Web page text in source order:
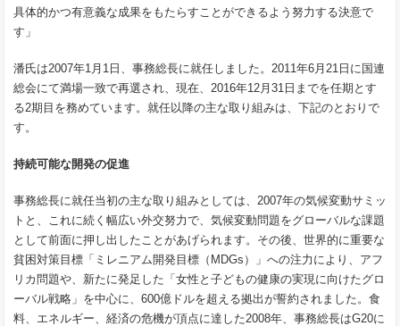
具体的かつ有意義な成果をもたらすことができるよう努力する決意で
す」
潘氏は2007年1月1日、事務総長に就任しました。2011年6月21日に国連
総会にて満場一致で再選され、現在、2016年12月31日までを任期とす
る2期目を務めています。就任以降の主な取り組みは、下記のとおりで
す。
持続可能な開発の促進
事務総長に就任当初の主な取り組みとしては、2007年の気候変動サミッ
トと、これに続く幅広い外交努力で、気候変動問題をグローバルな課題
として前面に押し出したことがあげられます。その後、世界的に重要な
貧困対策目標「ミレニアム開発目標（MDGs）」への注力により、アフ
リカ問題や、新たに発足した「女性と子どもの健康の実現に向けたグロ
ーバル戦略」を中心に、600億ドルを超える拠出が誓約されました。食
料、エネルギー、経済の危機が頂点に達した2008年、事務総長はG20に